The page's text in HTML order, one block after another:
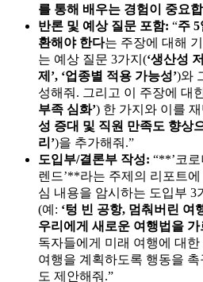
를 통해 배우는 경험이 중요
반론 및 예상 질문 포함: “주
환해야 한다는 주장에 대해
는 예상 질문 3가지(‘생산성
제’, ‘업종별 적용 가능성’)와
성해줘. 그리고 이 주장에 대
부족 심화’) 한 가지와 이를
성 증대 및 직원 만족도 향상
리’)을 추가해줘.”
도입부/결론부 작성: “**’코
렌드’**라는 주제의 리포트
심 내용을 암시하는 도입부 3
(예: ‘텅 빈 공항, 멈춰버린
우리에게 새로운 여행법을 가
독자들에게 미래 여행에 대
여행을 계획하도록 행동을
도 제안해줘.”